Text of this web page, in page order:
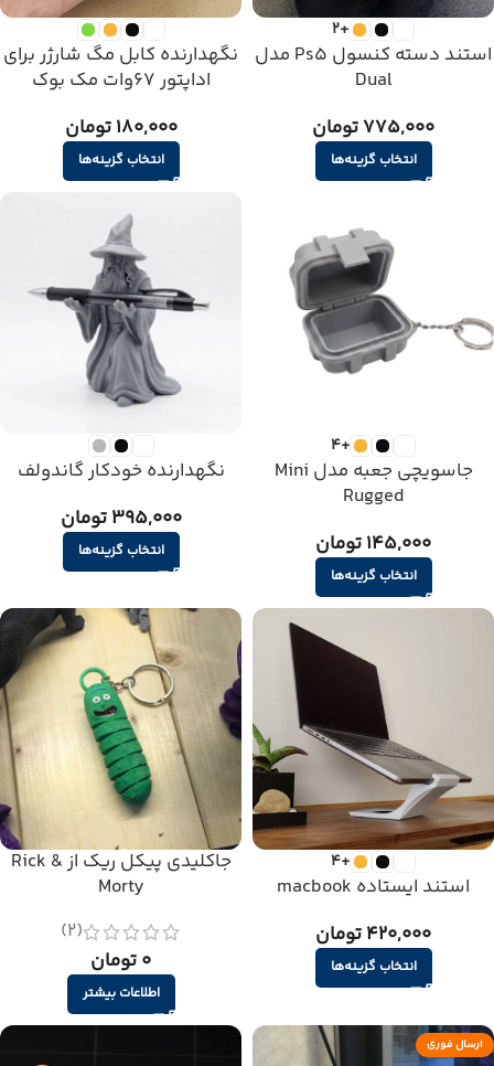
+2
استند دسته کنسول Ps5 مدل
Dual
775,000 تومان
انتخاب گزینه‌ها
نگهدارنده کابل مگ شارژر برای
اداپتور ۶۷وات مک بوک
180,000 تومان
انتخاب گزینه‌ها
+4
جاسویچی جعبه مدل Mini
Rugged
145,000 تومان
انتخاب گزینه‌ها
نگهدارنده خودکار گاندولف
395,000 تومان
انتخاب گزینه‌ها
+4
استند ایستاده macbook
420,000 تومان
انتخاب گزینه‌ها
جاکلیدی پیکل ریک از Rick &
Morty
(2)
0 تومان
اطلاعات بیشتر
ارسال فوری